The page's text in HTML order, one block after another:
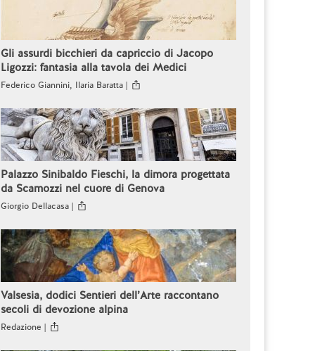
Gli assurdi bicchieri da capriccio di Jacopo
Ligozzi: fantasia alla tavola dei Medici
Federico Giannini, Ilaria Baratta |
Palazzo Sinibaldo Fieschi, la dimora progettata
da Scamozzi nel cuore di Genova
Giorgio Dellacasa |
Valsesia, dodici Sentieri dell’Arte raccontano
secoli di devozione alpina
Redazione |